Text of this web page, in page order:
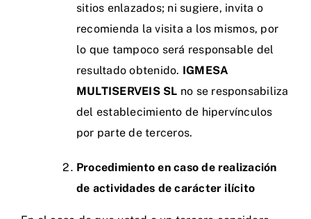
sitios enlazados; ni sugiere, invita o
recomienda la visita a los mismos, por
lo que tampoco será responsable del
resultado obtenido. IGMESA
MULTISERVEIS SL no se responsabiliza
del establecimiento de hipervínculos
por parte de terceros.
Procedimiento en caso de realización
de actividades de carácter ilícito